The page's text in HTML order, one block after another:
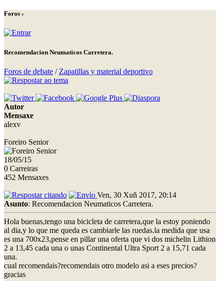
Foros ›
Recomendacion Neumaticos Carretera.
Foros de debate / Zapatillas y material deportivo
Autor
Mensaxe
alexv
Foreiro Senior
18/05/15
0 Carreiras
452 Mensaxes
Ven, 30 Xuñ 2017, 20:14
Asunto: Recomendacion Neumaticos Carretera.
Hola buenas,tengo una bicicleta de carretera,que la estoy poniendo
al dia,y lo que me queda es cambiarle las ruedas.la medida que usa
es una 700x23,pense en pillar una oferta que vi dos michelin Lithion
2 a 13,45 cada una o unas Continental Ultra Sport 2 a 15,71 cada
una.
cual recomendais?recomendais otro modelo asi a eses precios?
gracias